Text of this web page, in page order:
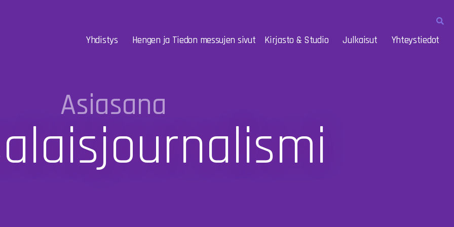
Yhdistys Hengen ja Tiedon messujen sivut Kirjasto & Studio Julkaisut Yhteystiedot
Asiasana